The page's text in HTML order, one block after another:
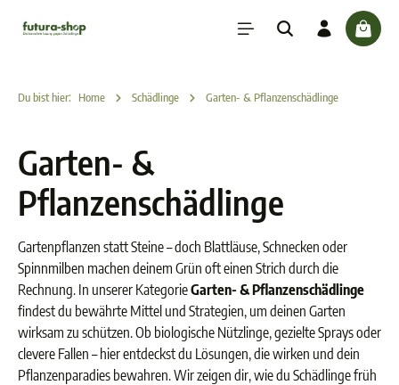
springen
Du bist hier: Home Schädlinge Garten- & Pflanzenschädlinge
Garten- &
Pflanzenschädlinge
Gartenpflanzen statt Steine – doch Blattläuse, Schnecken oder
Spinnmilben machen deinem Grün oft einen Strich durch die
Rechnung. In unserer KategorieGarten- & Pflanzenschädlinge
findest du bewährte Mittel und Strategien, um deinen Garten
wirksam zu schützen. Ob biologische Nützlinge, gezielte Sprays oder
clevere Fallen – hier entdeckst du Lösungen, die wirken und dein
Pflanzenparadies bewahren. Wir zeigen dir, wie du Schädlinge früh